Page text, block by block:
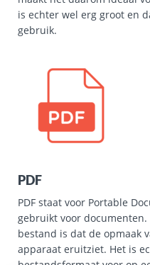
is echter wel erg groot en
gebruik.
PDF
PDF staat voor Portable
gebruikt voor
bestand is dat de opmaak
apparaat eruitziet. Het is